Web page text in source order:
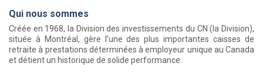
Qui nous sommes
Créée en 1968, la Division des investissements du CN (la Division),
située à Montréal, gère l’une des plus importantes caisses de
retraite à prestations déterminées à employeur unique au Canada
et détient un historique de solide performance.